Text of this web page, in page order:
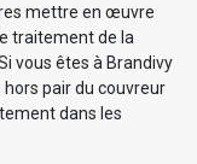
mettre en œuvre
traitement de la
vous êtes à Brandivy
pair du couvreur
dans les